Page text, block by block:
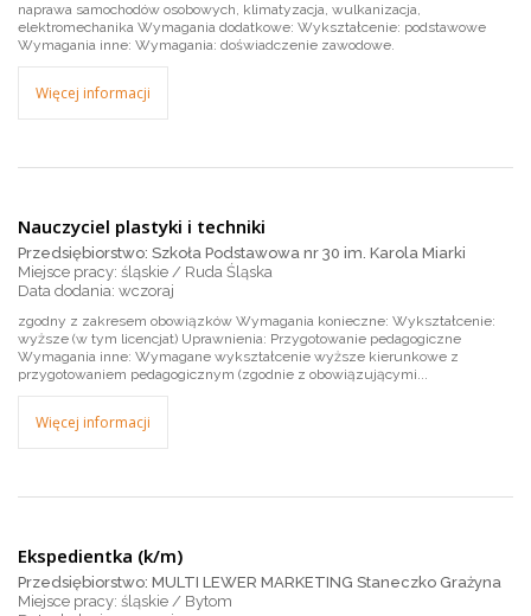
naprawa samochodów osobowych, klimatyzacja, wulkanizacja,
elektromechanika Wymagania dodatkowe: Wykształcenie: podstawowe
Wymagania inne: Wymagania: doświadczenie zawodowe.
Więcej informacji
Nauczyciel plastyki i techniki
Przedsiębiorstwo: Szkoła Podstawowa nr 30 im. Karola Miarki
Miejsce pracy: śląskie / Ruda Śląska
wczoraj
zgodny z zakresem obowiązków Wymagania konieczne: Wykształcenie:
wyższe (w tym licencjat) Uprawnienia: Przygotowanie pedagogiczne
Wymagania inne: Wymagane wykształcenie wyższe kierunkowe z
przygotowaniem pedagogicznym (zgodnie z obowiązującymi...
Więcej informacji
Ekspedientka (k/m)
Przedsiębiorstwo: MULTI LEWER MARKETING Staneczko Grażyna
Miejsce pracy: śląskie / Bytom